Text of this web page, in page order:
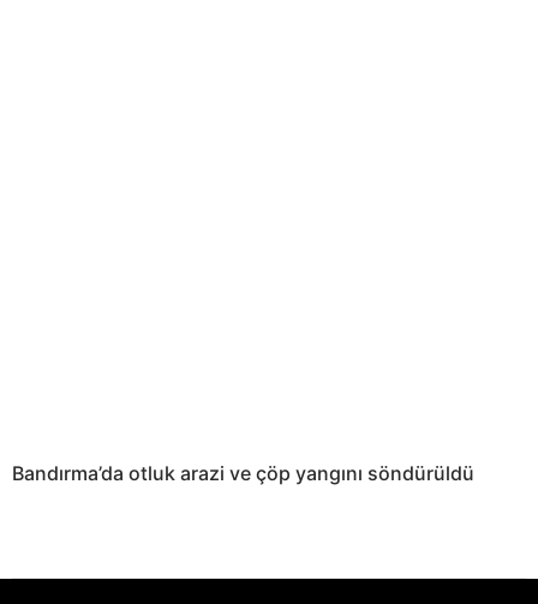
Bandırma’da otluk arazi ve çöp yangını söndürüldü